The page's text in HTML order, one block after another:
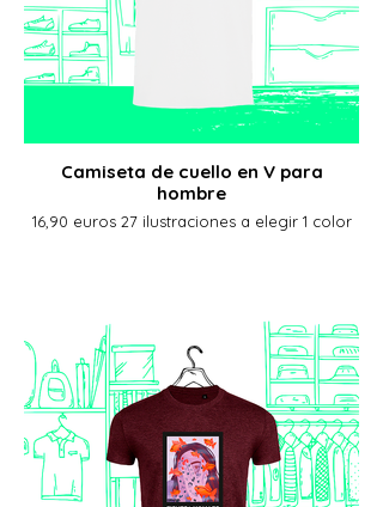
Camiseta de cuello en V para
hombre
16,90 euros 27 ilustraciones a elegir 1 color